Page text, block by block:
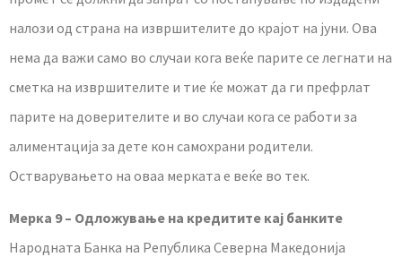
налози од страна на извршителите до крајот на јуни. Ова
нема да важи само во случаи кога веќе парите се легнати на
сметка на извршителите и тие ќе можат да ги префрлат
парите на доверителите и во случаи кога се работи за
алиментација за дете кон самохрани родители.
Остварувањето на оваа мерката е веќе во тек.
Мерка 9 – Одложување на кредитите кај банките
Народната Банка на Република Северна Македонија